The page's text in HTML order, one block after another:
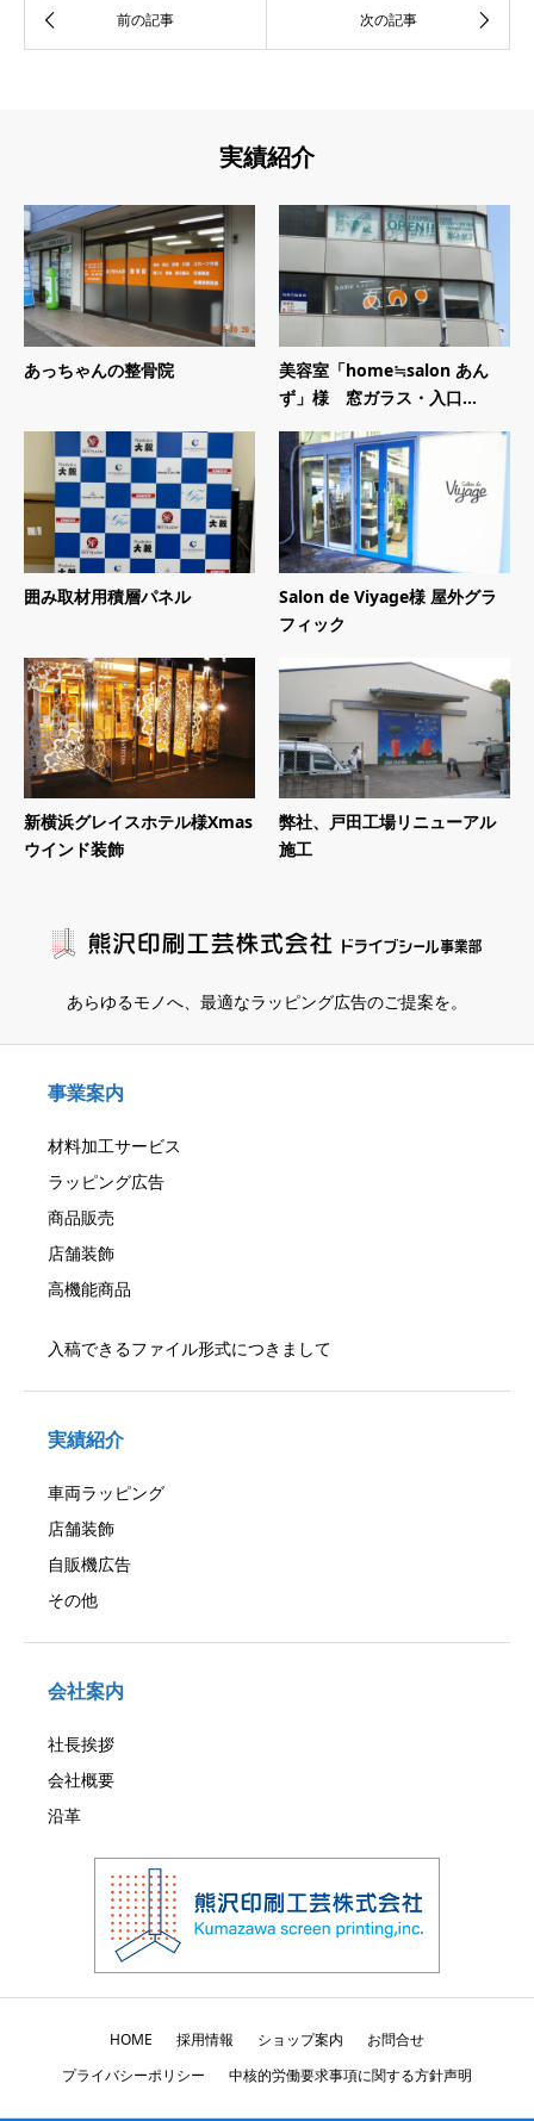
実績紹介
あっちゃんの整骨院
美容室「home≒salon あん
ず」様 窓ガラス・入口...
囲み取材用積層パネル
Salon de Viyage様 屋外グラ
フィック
新横浜グレイスホテル様Xmas
ウインド装飾
弊社、戸田工場リニューアル
施工
あらゆるモノへ、 最適なラッピング広告のご提案を。
事業案内
材料加工サービス
ラッピング広告
商品販売
店舗装飾
高機能商品
入稿できるファイル形式につきまして
実績紹介
車両ラッピング
店舗装飾
自販機広告
その他
会社案内
社長挨拶
会社概要
沿革
HOME 採用情報 ショップ案内
お問合せ
プライバシーポリシー
中核的労働要求事項に関する方針声明